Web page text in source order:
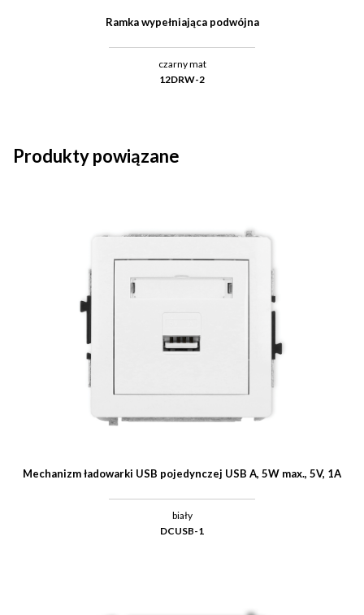
Ramka wypełniająca podwójna
czarny mat
12DRW-2
Produkty powiązane
Mechanizm ładowarki USB pojedynczej USB A, 5W max., 5V, 1A
biały
DCUSB-1